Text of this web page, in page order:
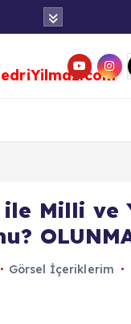
BedriYilmaz.com
Milli ve
Görsel İçeriklerim